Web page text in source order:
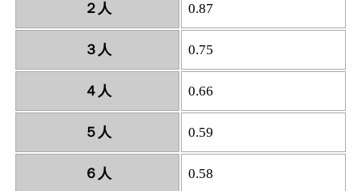
２人 0.87
３人 0.75
４人 0.66
５人 0.59
６人 0.58